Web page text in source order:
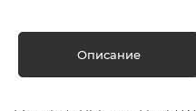
Описание